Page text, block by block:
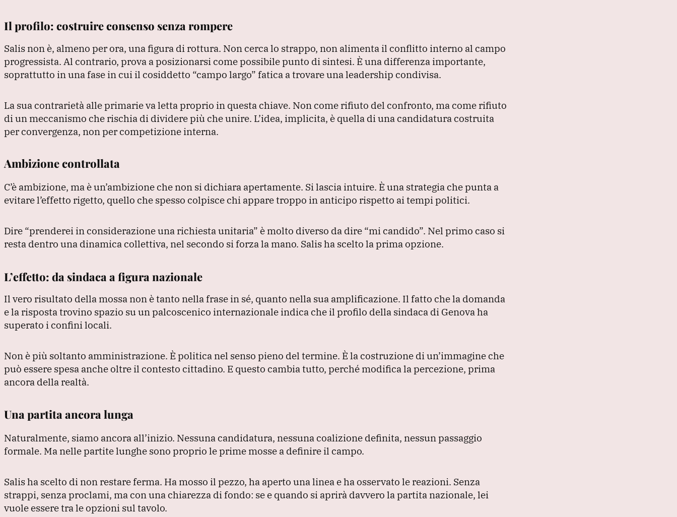
Il profilo: costruire consenso senza rompere
Salis non è, almeno per ora, una figura di rottura. Non cerca lo strappo, non alimenta il conflitto interno al campo
progressista. Al contrario, prova a posizionarsi come possibile punto di sintesi. È una differenza importante,
soprattutto in una fase in cui il cosiddetto “campo largo” fatica a trovare una leadership condivisa.
La sua contrarietà alle primarie va letta proprio in questa chiave. Non come rifiuto del confronto, ma come rifiuto
di un meccanismo che rischia di dividere più che unire. L’idea, implicita, è quella di una candidatura costruita
per convergenza, non per competizione interna.
Ambizione controllata
C’è ambizione, ma è un’ambizione che non si dichiara apertamente. Si lascia intuire. È una strategia che punta a
evitare l’effetto rigetto, quello che spesso colpisce chi appare troppo in anticipo rispetto ai tempi politici.
Dire “prenderei in considerazione una richiesta unitaria” è molto diverso da dire “mi candido”. Nel primo caso si
resta dentro una dinamica collettiva, nel secondo si forza la mano. Salis ha scelto la prima opzione.
L’effetto: da sindaca a figura nazionale
Il vero risultato della mossa non è tanto nella frase in sé, quanto nella sua amplificazione. Il fatto che la domanda
e la risposta trovino spazio su un palcoscenico internazionale indica che il profilo della sindaca di Genova ha
superato i confini locali.
Non è più soltanto amministrazione. È politica nel senso pieno del termine. È la costruzione di un’immagine che
può essere spesa anche oltre il contesto cittadino. E questo cambia tutto, perché modifica la percezione, prima
ancora della realtà.
Una partita ancora lunga
Naturalmente, siamo ancora all’inizio. Nessuna candidatura, nessuna coalizione definita, nessun passaggio
formale. Ma nelle partite lunghe sono proprio le prime mosse a definire il campo.
Salis ha scelto di non restare ferma. Ha mosso il pezzo, ha aperto una linea e ha osservato le reazioni. Senza
strappi, senza proclami, ma con una chiarezza di fondo: se e quando si aprirà davvero la partita nazionale, lei
vuole essere tra le opzioni sul tavolo.